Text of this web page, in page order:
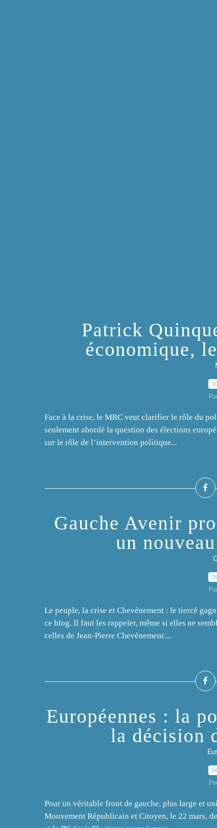
Patrick
économique,
Face à la crise, le MRC veut clarifier le rôle du
seulement abordé la question des élections
sur le rôle de l’intervention politique...
Gauche Avenir
un
Le peuple, la crise et Chevènement : le tiercé
ce blog. Il faut les rappeler, même si elles ne
celles de Jean-Pierre Chevènement....
Européennes : la
la décision
Pour un véritable front de gauche, plus large et
Mouvement Républicain et Citoyen, le 22 mars,